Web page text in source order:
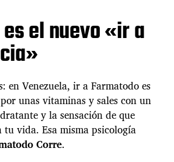
a
s
f
a
t
o
:
E
l
d
o
el nuevo «ir a
en Venezuela, ir a Farmatodo es
unas vitaminas y sales con un
y la sensación de que
tu vida. Esa misma psicología
Corre.